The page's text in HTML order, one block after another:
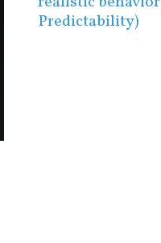
Predictability)